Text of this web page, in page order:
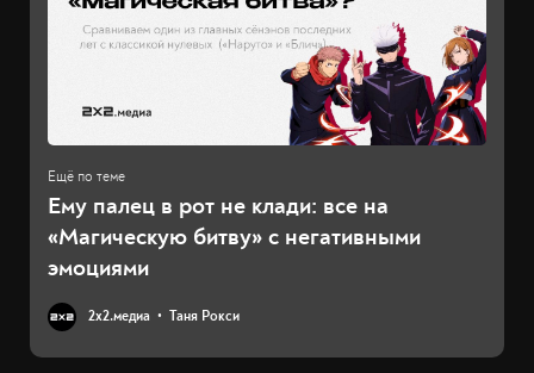
Ему палец в рот не клади: все на
«Магическую битву» с негативными
эмоциями
2х2.медиа Таня Рокси